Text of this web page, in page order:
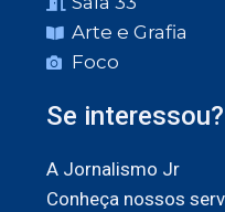
Arte e Grafia
Foco
Se interessou?
A Jornalismo Jr
Conheça nossos